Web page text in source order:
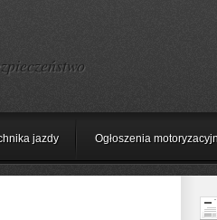
jazdy Ogłoszenia